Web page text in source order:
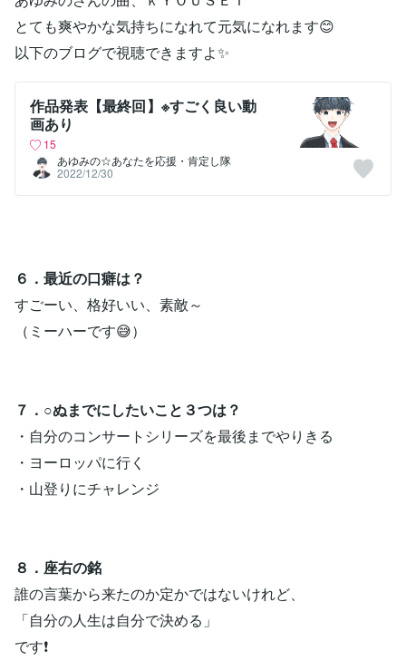
とても爽やかな気持ちになれて元気になれます😊
以下のブログで視聴できますよ✨
作品発表【最終回】※すごく良い動
画あり
15
あゆみの☆あなたを応援・肯定し隊
2022/12/30
６．最近の口癖は？
すごーい、格好いい、素敵～
（ミーハーです😅）
７．○ぬまでにしたいこと３つは？
・自分のコンサートシリーズを最後までやりきる
・ヨーロッパに行く
・山登りにチャレンジ
８．座右の銘
誰の言葉から来たのか定かではないけれど、
「自分の人生は自分で決める」
です❗